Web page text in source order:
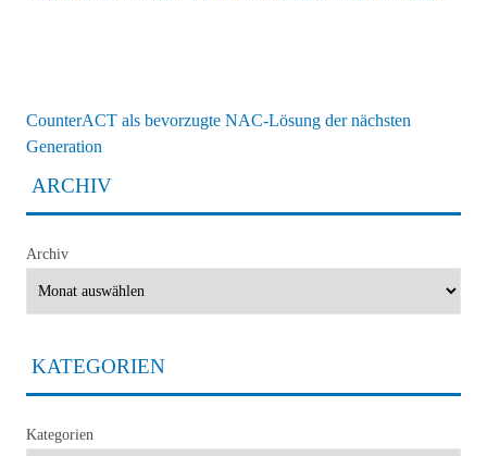
CounterACT als bevorzugte NAC-Lösung der nächsten
Generation
ARCHIV
Archiv
KATEGORIEN
Kategorien